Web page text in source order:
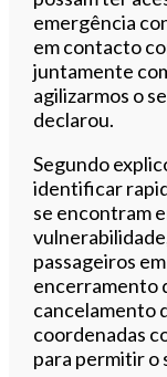
emergência
em contacto
juntamente
agilizarmos o
declarou.
Segundo
identificar
se encontram
passageiros
encerramento
cancelamento
coordenadas
para permitir o